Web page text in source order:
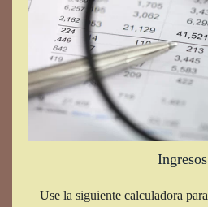
Ingresos
Use la siguiente calculadora